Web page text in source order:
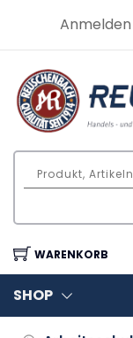
Anmelden
WARENKORB
SHOP